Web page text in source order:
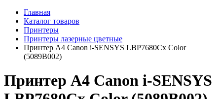
Главная
Каталог товаров
Принтеры
Принтеры лазерные цветные
Принтер А4 Canon i-SENSYS LBP7680Cx Color
(5089B002)
Принтер А4 Canon i-SENSYS